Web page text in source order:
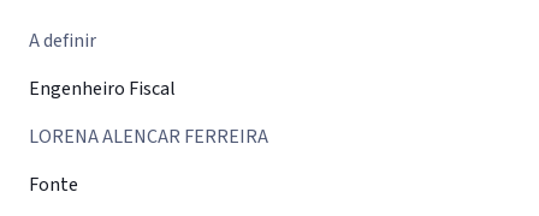
A definir
Engenheiro Fiscal
LORENA ALENCAR FERREIRA
Fonte